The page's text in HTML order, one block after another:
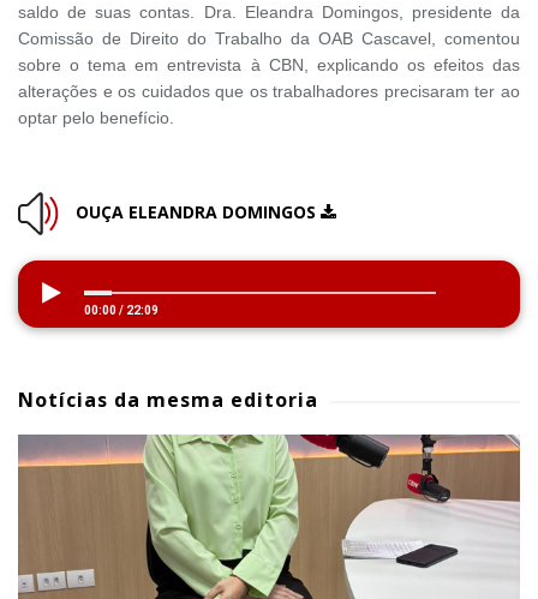
saldo de suas contas. Dra. Eleandra Domingos, presidente da
Comissão de Direito do Trabalho da OAB Cascavel, comentou
sobre o tema em entrevista à CBN, explicando os efeitos das
alterações e os cuidados que os trabalhadores precisaram ter ao
optar pelo benefício.
OUÇA ELEANDRA DOMINGOS
00:00/ 22:09
Notícias da mesma editoria